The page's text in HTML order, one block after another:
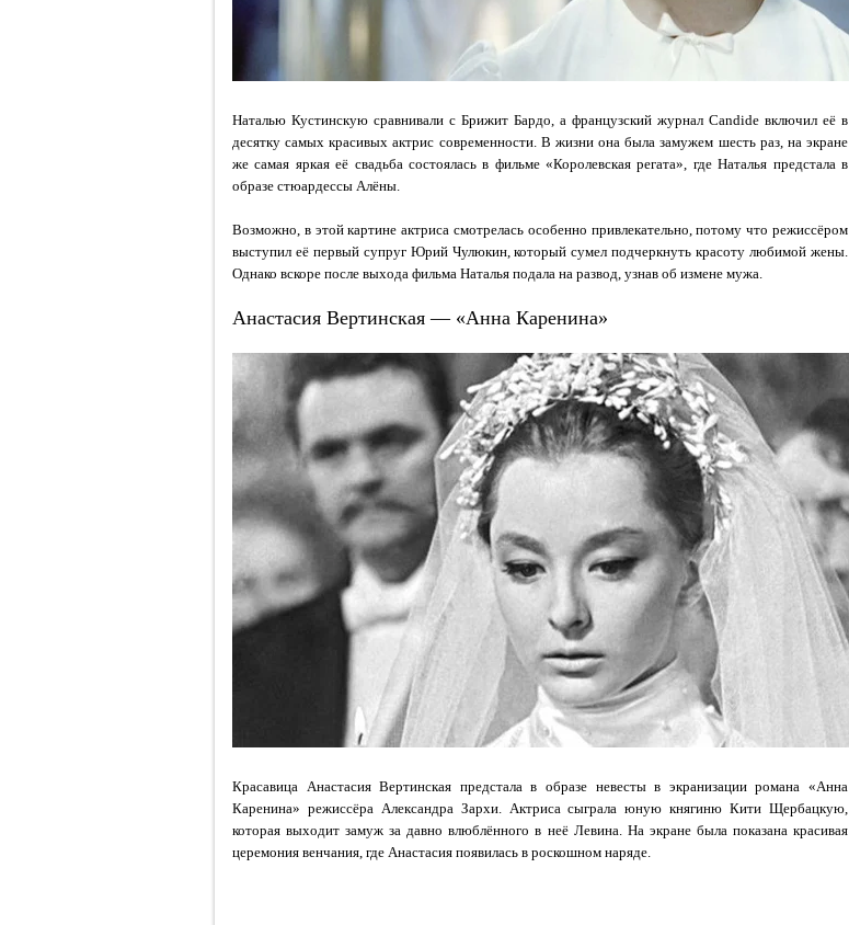
Наталью Кустинскую сравнивали с Брижит Бардо, а французский журнал Candide включил её в
десятку самых красивых актрис современности. В жизни она была замужем шесть раз, на экране
же самая яркая её свадьба состоялась в фильме «Королевская регата», где Наталья предстала в
образе стюардессы Алёны.
Возможно, в этой картине актриса смотрелась особенно привлекательно, потому что режиссёром
выступил её первый супруг Юрий Чулюкин, который сумел подчеркнуть красоту любимой жены.
Однако вскоре после выхода фильма Наталья подала на развод, узнав об измене мужа.
Анастасия Вертинская — «Анна Каренина»
Красавица Анастасия Вертинская предстала в образе невесты в экранизации романа «Анна
Каренина» режиссёра Александра Зархи. Актриса сыграла юную княгиню Кити Щербацкую,
которая выходит замуж за давно влюблённого в неё Левина. На экране была показана красивая
церемония венчания, где Анастасия появилась в роскошном наряде.